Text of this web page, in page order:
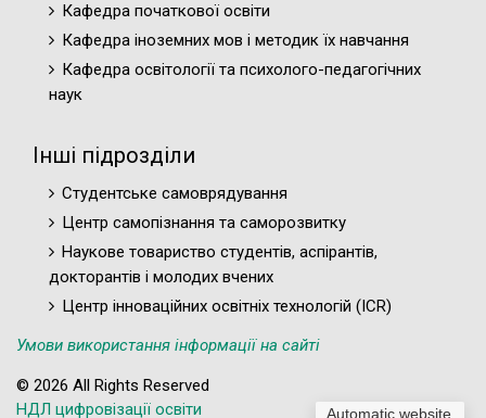
Automatic website
Кафедра початкової освіти
Кафедра іноземних мов і методик їх навчання
Кафедра освітології та психолого-педагогічних
наук
Інші підрозділи
Студентське самоврядування
Центр самопізнання та саморозвитку
Наукове товариство студентів, аспірантів,
докторантів і молодих вчених
Центр інноваційних освітніх технологій (ICR)
Умови використання інформації на сайті
© 2026 All Rights Reserved
НДЛ цифровізації освіти